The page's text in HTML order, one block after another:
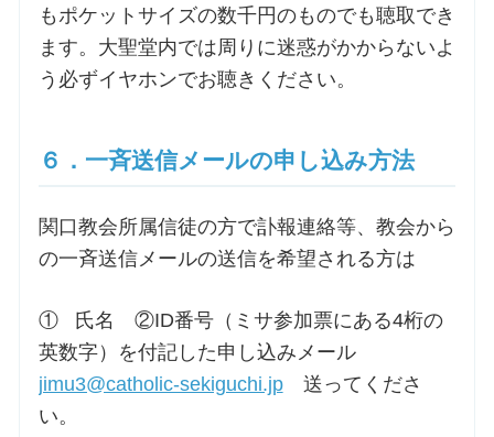
もポケットサイズの数千円のものでも聴取でき
ます。大聖堂内では周りに迷惑がかからないよ
う必ずイヤホンでお聴きください。
６．一斉送信メールの申し込み方法
関口教会所属信徒の方で訃報連絡等、教会から
の一斉送信メールの送信を希望される方は
① 氏名 ②ID番号（ミサ参加票にある4桁の
英数字）を付記した申し込みメール
jimu3@catholic-sekiguchi.jp送ってくださ
い。